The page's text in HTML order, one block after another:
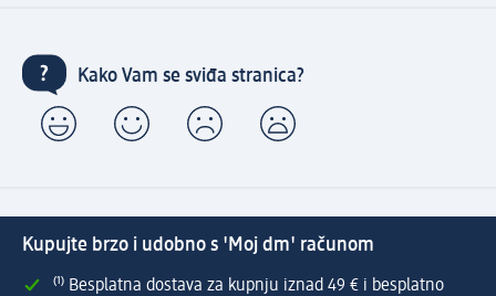
Kako Vam se sviđa stranica?
Kupujte brzo i udobno s 'Moj dm' računom
⁽¹⁾ Besplatna dostava za kupnju iznad 49 € i besplatno